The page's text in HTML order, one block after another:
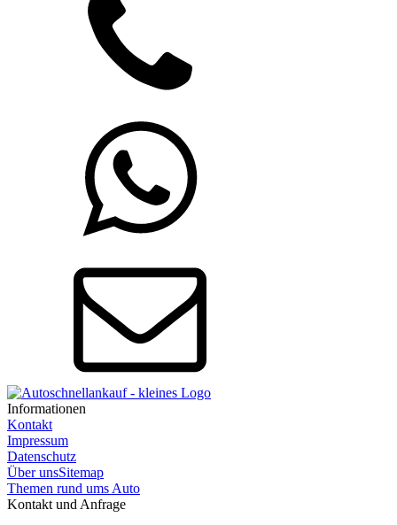
Informationen
Kontakt
Impressum
Datenschutz
Über unsSitemap
Themen rund ums Auto
Kontakt und Anfrage